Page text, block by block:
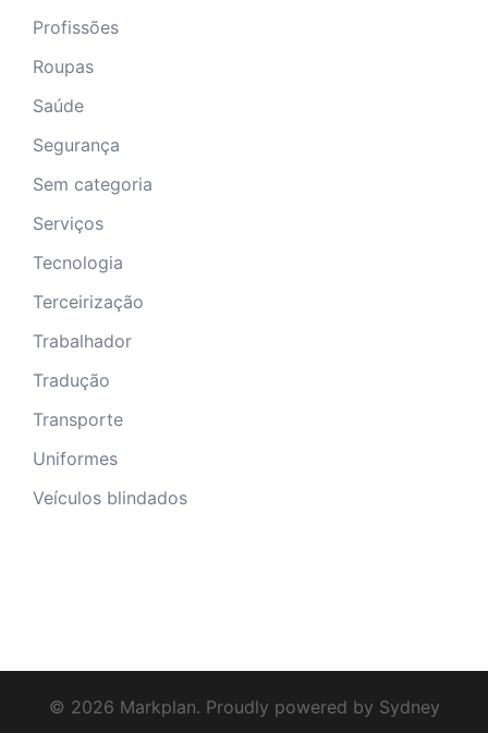
Profissões
Roupas
Saúde
Segurança
Sem categoria
Serviços
Tecnologia
Terceirização
Trabalhador
Tradução
Transporte
Uniformes
Veículos blindados
© 2026 Markplan. Proudly powered by Sydney